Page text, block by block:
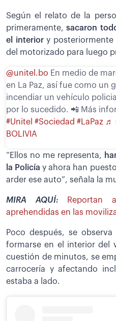
Según el relato de la
primeramente,sacaron
el interiory
del motorizado para luego
@unitel.bo En medio de
en La Paz, así fue como un
incendiar un vehículo
por lo sucedido. 📲 Más
#Unitel #Sociedad #LaPaz ♬
BOLIVIA
“Ellos no me representa,
la Policíay ahora han
arder ese auto”, señala la
MIRA AQUÍ:
Reportan
aprehendidas en las
Poco después, se
formarse en el interior del
cuestión de minutos, se
carrocería y afectando
estaba a lado.